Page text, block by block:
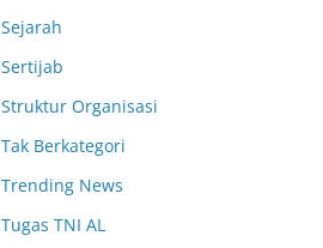
Sejarah
Sertijab
Struktur Organisasi
Tak Berkategori
Trending News
Tugas TNI AL